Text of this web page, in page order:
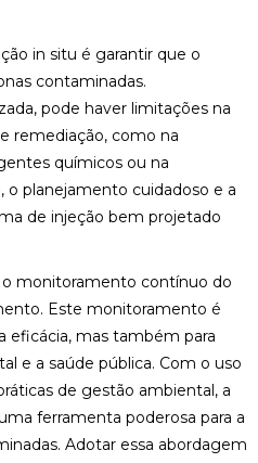
in situ é garantir que o
contaminadas.
pode haver limitações na
remediação, como na
químicos ou na
o planejamento cuidadoso e a
de injeção bem projetado
monitoramento contínuo do
Este monitoramento é
eficácia, mas também para
e a saúde pública. Com o uso
de gestão ambiental, a
ferramenta poderosa para a
Adotar essa abordagem